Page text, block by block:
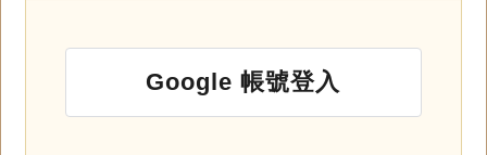
Google 帳號登入